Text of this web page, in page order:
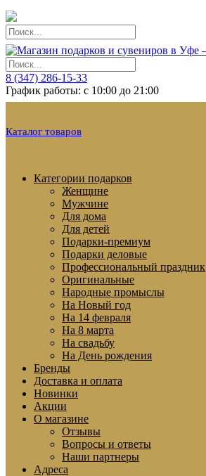
8 (347) 286-15-33
График работы: с 10:00 до 21:00
Каталог товаров
Категории подарков
Женщине
Мужчине
Для дома
Для детей
Подарки-премиум
Подарки деловые
Профессиональный праздник
Оригинальные
Народные промыслы
На Новый год
На 14 февраля
На 8 марта
На свадьбу
На День рождения
Бренды
Доставка и оплата
Новинки
Акции
О магазине
Отзывы
Вопросы и ответы
Наши партнеры
Адреса